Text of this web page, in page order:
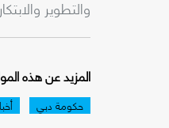
والتطوير
المزيد عن هذه
حكومة دبي